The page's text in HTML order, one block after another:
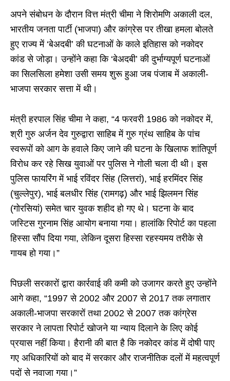
अपने संबोधन के दौरान वित्त मंत्री चीमा ने शिरोमणि अकाली दल,
भारतीय जनता पार्टी (भाजपा) और कांग्रेस पर तीखा हमला बोलते
हुए राज्य में ‘बेअदबी’ की घटनाओं के काले इतिहास को नकोदर
कांड से जोड़ा। उन्होंने कहा कि ‘बेअदबी’ की दुर्भाग्यपूर्ण घटनाओं
का सिलसिला हमेशा उसी समय शुरू हुआ जब पंजाब में अकाली-
भाजपा सरकार सत्ता में थी।
मंत्री हरपाल सिंह चीमा ने कहा, “4 फरवरी 1986 को नकोदर में,
श्री गुरु अर्जन देव गुरुद्वारा साहिब में गुरु ग्रंथ साहिब के पांच
स्वरूपों को आग के हवाले किए जाने की घटना के खिलाफ शांतिपूर्ण
विरोध कर रहे सिख युवाओं पर पुलिस ने गोली चला दी थी। इस
पुलिस फायरिंग में भाई रविंदर सिंह (लित्तरां), भाई हरमिंदर सिंह
(चुल्लेपुर), भाई बलधीर सिंह (रामगढ़) और भाई झिलमन सिंह
(गोरसियां) समेत चार युवक शहीद हो गए थे। घटना के बाद
जस्टिस गुरनाम सिंह आयोग बनाया गया। हालांकि रिपोर्ट का पहला
हिस्सा सौंप दिया गया, लेकिन दूसरा हिस्सा रहस्यमय तरीके से
गायब हो गया।”
पिछली सरकारों द्वारा कार्रवाई की कमी को उजागर करते हुए उन्होंने
आगे कहा, “1997 से 2002 और 2007 से 2017 तक लगातार
अकाली-भाजपा सरकारों तथा 2002 से 2007 तक कांग्रेस
सरकार ने लापता रिपोर्ट खोजने या न्याय दिलाने के लिए कोई
प्रयास नहीं किया। हैरानी की बात है कि नकोदर कांड में दोषी पाए
गए अधिकारियों को बाद में सरकार और राजनीतिक दलों में महत्वपूर्ण
पदों से नवाजा गया।”